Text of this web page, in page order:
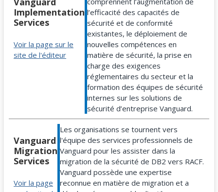
Implementation
Services
Voir la page sur le
site de l'éditeur
l’efficacité des capacités de
sécurité et de conformité
existantes, le déploiement de
nouvelles compétences en
matière de sécurité, la prise en
charge des exigences
réglementaires du secteur et la
formation des équipes de sécurité
internes sur les solutions de
sécurité d’entreprise Vanguard.
Vanguard
Migration
Services
Voir la page
Les organisations se tournent vers
l'équipe des services professionnels de
Vanguard pour les assister dans la
migration de la sécurité de DB2 vers RACF.
Vanguard possède une expertise
reconnue en matière de migration et a